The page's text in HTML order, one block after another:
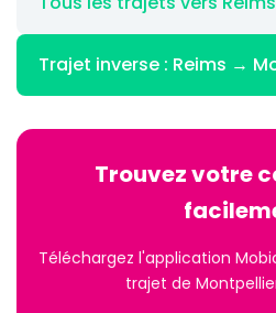
Trajet inverse : Reims →
Trouvez votre
Téléchargez l'application
trajet de